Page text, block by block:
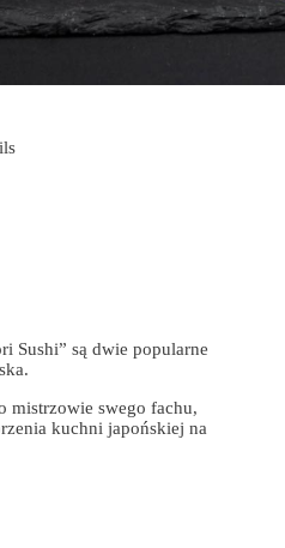
Sushi” są dwie popularne
mistrzowie swego fachu,
kuchni japońskiej na